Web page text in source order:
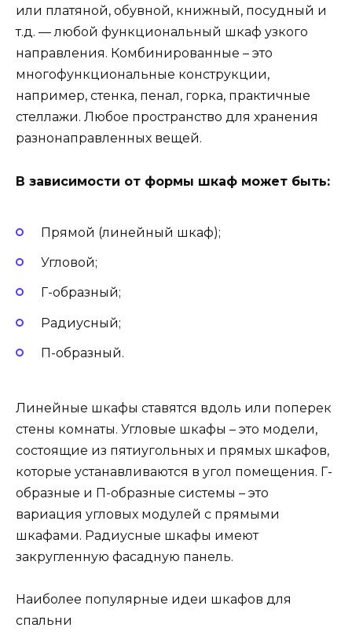
или платяной, обувной, книжный, посудный и
т.д. — любой функциональный шкаф узкого
направления. Комбинированные – это
многофункциональные конструкции,
например, стенка, пенал, горка, практичные
стеллажи. Любое пространство для хранения
разнонаправленных вещей.
В зависимости от формы шкаф может быть:
Прямой (линейный шкаф);
Угловой;
Г-образный;
Радиусный;
П-образный.
Линейные шкафы ставятся вдоль или поперек
стены комнаты. Угловые шкафы – это модели,
состоящие из пятиугольных и прямых шкафов,
которые устанавливаются в угол помещения. Г-
образные и П-образные системы – это
вариация угловых модулей с прямыми
шкафами. Радиусные шкафы имеют
закругленную фасадную панель.
Наиболее популярные идеи шкафов для
спальни